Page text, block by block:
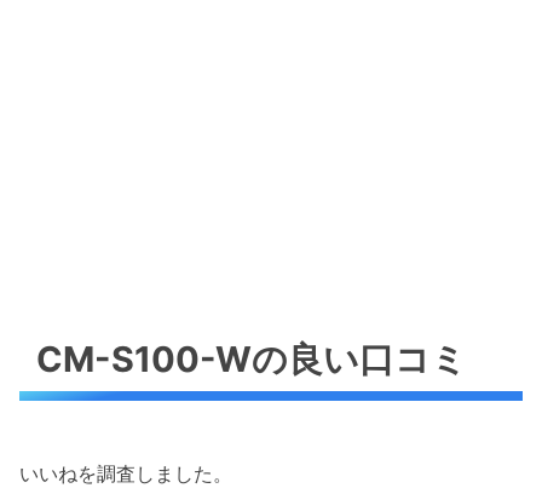
CM-S100-Wの良い口コミ
いいねを調査しました。